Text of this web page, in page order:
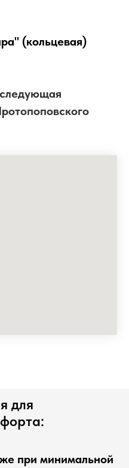
(кольцевая)
следующая
для
при минимальной